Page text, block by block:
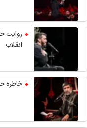
روایت
انقلاب
خاطره